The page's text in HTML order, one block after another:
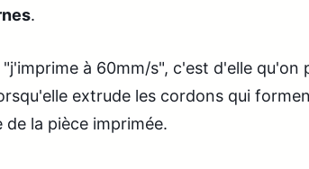
.
à 60mm/s", c'est d'elle qu'on
extrude les cordons qui
de la pièce imprimée.